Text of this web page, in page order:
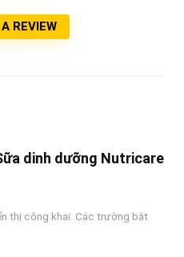
REVIEW
dinh dưỡng Nutricare
thị công khai. Các trường bắt